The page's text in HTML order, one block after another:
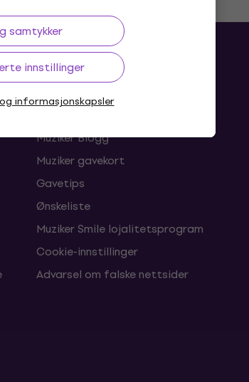
samtykker
innstillinger
informasjonskapsler
Useful links
Muziker Blogg
Muziker gavekort
Gavetips
Ønskeliste
Muziker Smile lojalitetsprogram
Cookie-innstillinger
Advarsel om falske nettsider